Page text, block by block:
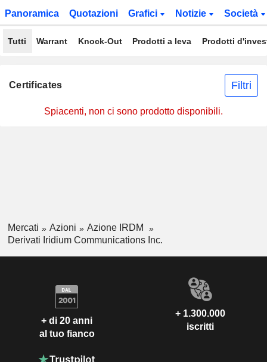
Panoramica Quotazioni Grafici Notizie Società
Tutti Warrant Knock-Out Prodotti a leva Prodotti
Certificates Filtri
Spiacenti, non ci sono prodotto disponibili.
Mercati Azioni
Azione IRDM
Derivati Iridium Communications Inc.
+ di 20 anni
al tuo fianco
+ 1.300.000
iscritti